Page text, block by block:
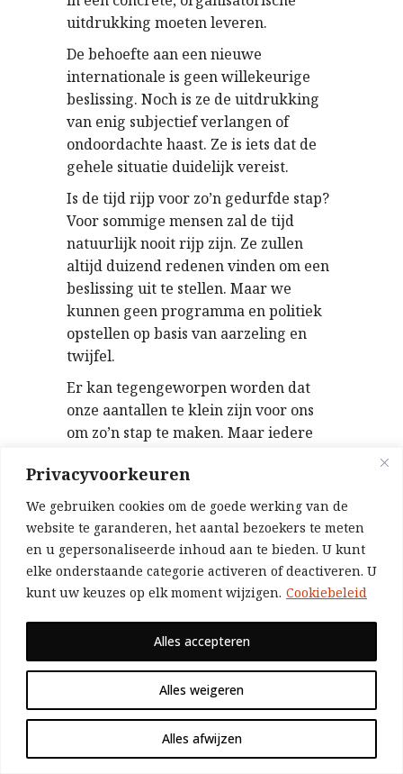
Privacyvoorkeuren
We gebruiken cookies om de goede werking van de
website te garanderen, het aantal bezoekers te meten
en u gepersonaliseerde inhoud aan te bieden. U kunt
elke onderstaande categorie activeren of deactiveren. U
kunt uw keuzes op elk moment wijzigen. Cookiebeleid
Alles weigeren
Alles afwijzen
Alles accepteren
uitdrukking moeten leveren.
De behoefte aan een nieuwe
internationale is geen willekeurige
beslissing. Noch is ze de uitdrukking
van enig subjectief verlangen of
ondoordachte haast. Ze is iets dat de
gehele situatie duidelijk vereist.
Is de tijd rijp voor zo’n gedurfde stap?
Voor sommige mensen zal de tijd
natuurlijk nooit rijp zijn. Ze zullen
altijd duizend redenen vinden om een
beslissing uit te stellen. Maar we
kunnen geen programma en politiek
opstellen op basis van aarzeling en
twijfel.
Er kan tegengeworpen worden dat
onze aantallen te klein zijn voor ons
om zo’n stap te maken. Maar iedere
geschiedenis is altijd begonnen als een
kleine en schijnbaar onbeduidende
minderheid.
In 1914 waren de krachten waar Lenin
over beschikte jammerlijk klein. Maar
dat weerhield hem er niet van om de
noodzaak voor een nieuwe
communistische internationale te
proclameren. Er waren veel twijfels,
zelfs onder zijn eigen aanhangers,
maar de geschiedenis bewees dat hij